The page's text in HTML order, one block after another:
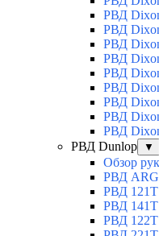
РВД
РВД
РВД
РВД
РВД
РВД
РВД
РВД
РВД
РВД Dunlop
▼
Обзор
РВД
РВД
РВД
РВД